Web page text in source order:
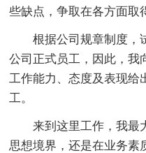
些缺点，争取在各方面取
根据公司规章制度，
公司正式员工，因此，我
工作能力、态度及表现给
工。
来到这里工作，我最
思想境界，还是在业务素